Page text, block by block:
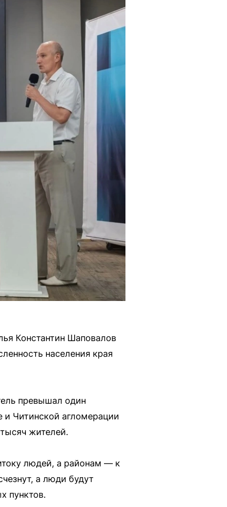
Константин Шаповалов
населения края
превышал один
и Читинской агломерации
жителей.
людей, а районам — к
а люди будут
пунктов.